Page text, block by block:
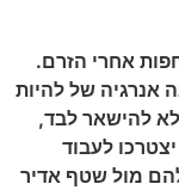
אחרי הזרם.
אנרגיה של להיות
להישאר לבד,
לעבוד
מול שטף אדיר